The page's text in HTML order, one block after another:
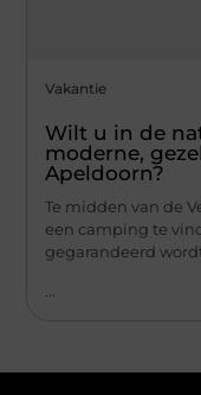
Vakantie
Wilt u in de
moderne,
Apeldoorn?
Te midden van de
een camping te
gegarandeerd
...